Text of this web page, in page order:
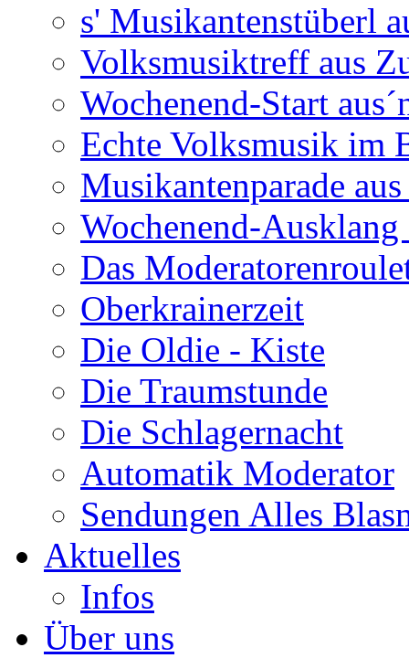
s' Musikantenstüberl
Volksmusiktreff aus
Wochenend-Start
Echte Volksmusik im
Musikantenparade
Wochenend-
Das
Oberkrainerzeit
Die Oldie - Kiste
Die Traumstunde
Die Schlagernacht
Automatik Moderator
Sendungen Alles
Aktuelles
Infos
Über uns